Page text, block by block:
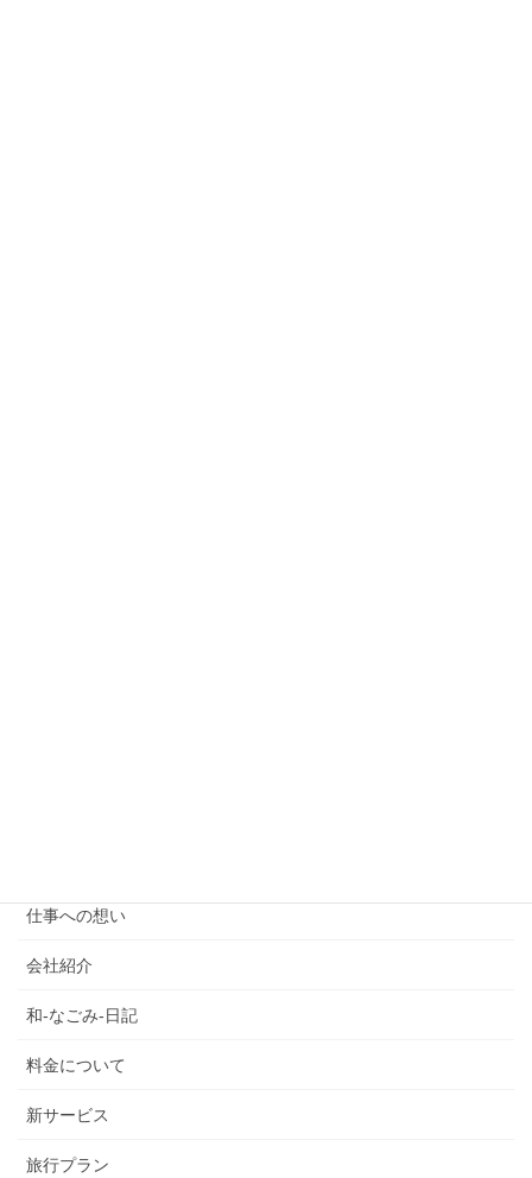
仕事への想い
会社紹介
和-なごみ-日記
料金について
新サービス
旅行プラン